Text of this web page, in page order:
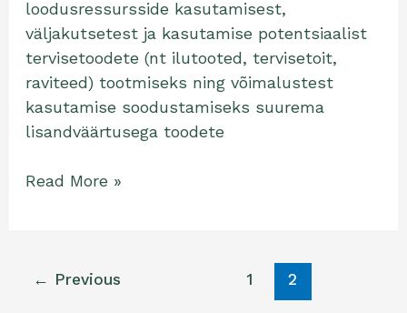
loodusressursside kasutamisest,
väljakutsetest ja kasutamise potentsiaalist
tervisetoodete (nt ilutooted, tervisetoit,
raviteed) tootmiseks ning võimalustest
kasutamise soodustamiseks suurema
lisandväärtusega toodete
Read More »
← Previous 1 2